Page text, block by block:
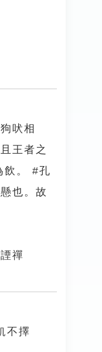
吠相
王者之
飲。 #孔
也。故
禪
不擇